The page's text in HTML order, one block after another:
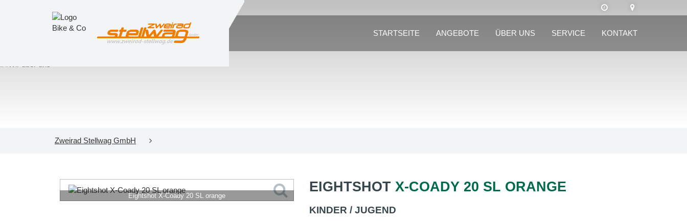
STARTSEITE ANGEBOTE ÜBER UNS SERVICE KONTAKT
Zweirad Stellwag GmbH
Eightshot X-Coady 20 SL orange
EIGHTSHOT X-COADY 20 SL ORANGE
KINDER / JUGEND